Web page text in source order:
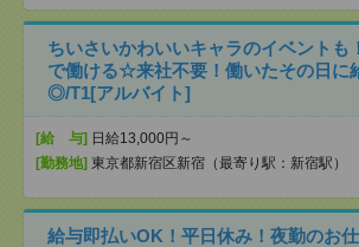
ちいさいかわいいキャラのイベントも
で働ける☆来社不要！働いたその日に
◎/T1[アルバイト]
[給 与] 日給13,000円～
[勤務地] 東京都新宿区新宿（最寄り駅：新宿駅）
給与即払いOK！平日休み！夜勤のお